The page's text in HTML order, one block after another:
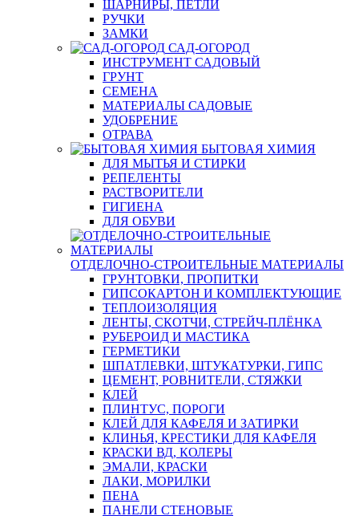
ШАРНИРЫ, ПЕТЛИ
РУЧКИ
ЗАМКИ
САД-ОГОРОД
ИНСТРУМЕНТ САДОВЫЙ
ГРУНТ
СЕМЕНА
МАТЕРИАЛЫ САДОВЫЕ
УДОБРЕНИЕ
ОТРАВА
БЫТОВАЯ ХИМИЯ
ДЛЯ МЫТЬЯ И СТИРКИ
РЕПЕЛЕНТЫ
РАСТВОРИТЕЛИ
ГИГИЕНА
ДЛЯ ОБУВИ
ОТДЕЛОЧНО-СТРОИТЕЛЬНЫЕ МАТЕРИАЛЫ
ГРУНТОВКИ, ПРОПИТКИ
ГИПСОКАРТОН И КОМПЛЕКТУЮЩИЕ
ТЕПЛОИЗОЛЯЦИЯ
ЛЕНТЫ, СКОТЧИ, СТРЕЙЧ-ПЛЁНКА
РУБЕРОИД И МАСТИКА
ГЕРМЕТИКИ
ШПАТЛЕВКИ, ШТУКАТУРКИ, ГИПС
ЦЕМЕНТ, РОВНИТЕЛИ, СТЯЖКИ
КЛЕЙ
ПЛИНТУС, ПОРОГИ
КЛЕЙ ДЛЯ КАФЕЛЯ И ЗАТИРКИ
КЛИНЬЯ, КРЕСТИКИ ДЛЯ КАФЕЛЯ
КРАСКИ ВД, КОЛЕРЫ
ЭМАЛИ, КРАСКИ
ЛАКИ, МОРИЛКИ
ПЕНА
ПАНЕЛИ СТЕНОВЫЕ